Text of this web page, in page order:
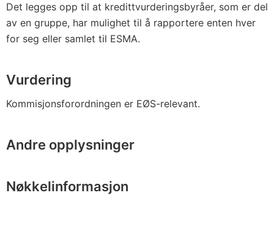
Det legges opp til at kredittvurderingsbyråer, som er del
av en gruppe, har mulighet til å rapportere enten hver
for seg eller samlet til ESMA.
Vurdering
Kommisjonsforordningen er EØS-relevant.
Andre opplysninger
Nøkkelinformasjon